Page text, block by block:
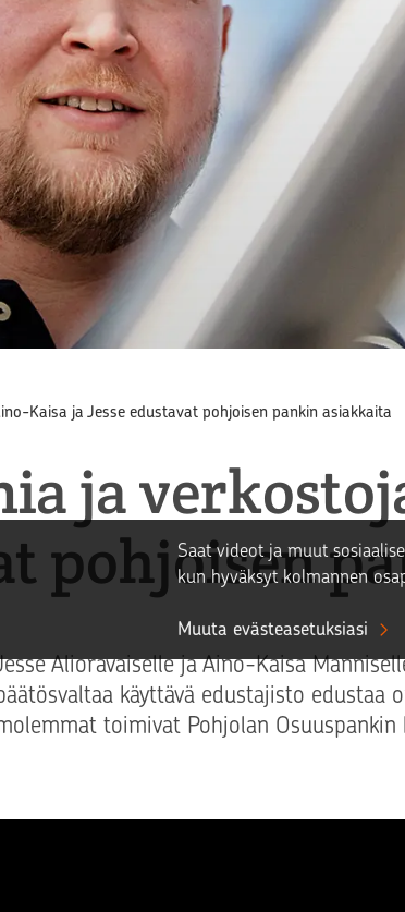
Kaisa ja Jesse edustavat pohjoisen pankin asiakkaita
ja
pohjoisen
Alioravaiselle ja Aino-Kaisa
käyttävä edustajisto edustaa
toimivat Pohjolan Osuuspankin
Saat videot ja muut
kun hyväksyt kolmannen
Muuta evästeasetuksiasi